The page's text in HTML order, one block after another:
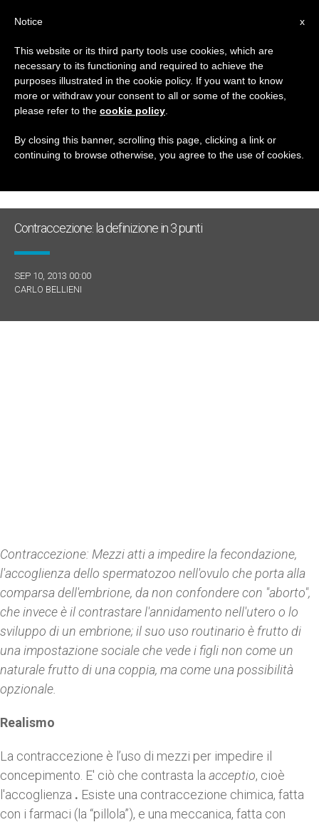
GIORNO
Settembre 10th, 2013
ULTIME NOTIZIE
Contraccezione: la definizione in 3 punti
SEP 10, 2013 00:00
CARLO BELLIENI
Contraccezione: Mezzi atti a impedire la fecondazione,
l'accoglienza dello spermatozoo nell'ovulo che porta alla
comparsa dell'embrione, da non confondere con "aborto",
che invece è il contrastare l'annidamento nell'utero o lo
sviluppo di un embrione; il suo uso routinario è frutto di
una impostazione sociale che vede i figli non come un
naturale frutto di una coppia, ma come una possibilità
opzionale.
Realismo
La contraccezione è l’uso di mezzi per impedire il
concepimento. E' ciò che contrasta la acceptio, cioè
l'accoglienza . Esiste una contraccezione chimica, fatta
con i farmaci (la “pillola”), e una meccanica, fatta con
x
Notice
This website or its third party tools use cookies, which are
necessary to its functioning and required to achieve the
purposes illustrated in the cookie policy. If you want to know
more or withdraw your consent to all or some of the cookies,
please refer to the cookie policy
By closing this banner, scrolling this page, clicking a link or
continuing to browse otherwise, you agree to the use of cookies.